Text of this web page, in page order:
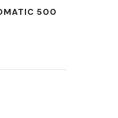
500